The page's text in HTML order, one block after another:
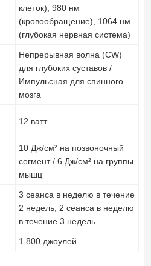
клеток), 980 нм
(кровообращение), 1064 нм
(глубокая нервная система)
Непрерывная волна (CW)
для глубоких суставов /
Импульсная для спинного
мозга
12 ватт
10 Дж/см² на позвоночный
сегмент / 6 Дж/см² на группы
мышц
3 сеанса в неделю в течение
2 недель; 2 сеанса в неделю
в течение 3 недель
1 800 джоулей